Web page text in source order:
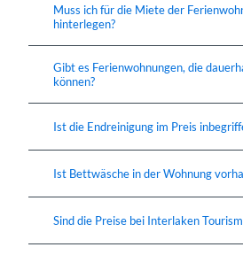
Muss ich für die Miete der
hinterlegen?
Gibt es Ferienwohnungen, die
können?
Ist die Endreinigung im Preis
Ist Bettwäsche in der Wohnung
Sind die Preise bei Interlaken